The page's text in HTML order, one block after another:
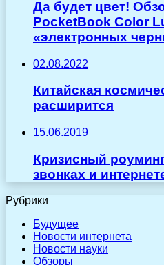
Да будет цвет!
PocketBook Color
«электронных
02.08.2022
Китайская
расширится
15.06.2019
Кризисный
звонках и
Рубрики
Будущее
Новости интернета
Новости науки
Обзоры